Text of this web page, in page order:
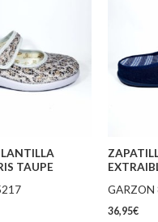
TAUPE
36,95€